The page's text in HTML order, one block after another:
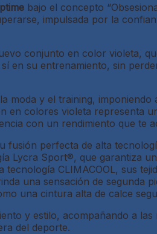
bajo el concepto
impulsada por la
conjunto en color violeta,
en su entrenamiento, sin
y el training,
en colores violeta representa
con un rendimiento que te
fusión perfecta de alta
Lycra Sport®, que garantiza
CLIMACOOL, sus
una sensación de segunda
una cintura alta de calce
y estilo, acompañando a
del deporte.